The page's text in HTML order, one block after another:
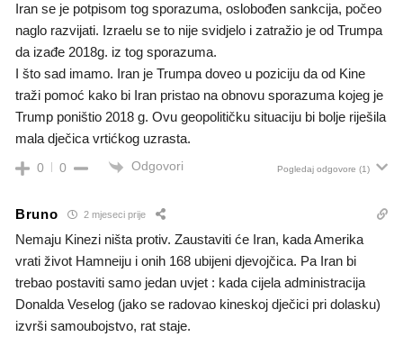
Iran se je potpisom tog sporazuma, oslobođen sankcija, počeo
naglo razvijati. Izraelu se to nije svidjelo i zatražio je od Trumpa
da izađe 2018g. iz tog sporazuma.
I što sad imamo. Iran je Trumpa doveo u poziciju da od Kine
traži pomoć kako bi Iran pristao na obnovu sporazuma kojeg je
Trump poništio 2018 g. Ovu geopolitičku situaciju bi bolje riješila
mala dječica vrtićkog uzrasta.
0 0 Odgovori Pogledaj odgovore (1)
Bruno 2 mjeseci prije
Nemaju Kinezi ništa protiv. Zaustaviti će Iran, kada Amerika
vrati život Hamneiju i onih 168 ubijeni djevojčica. Pa Iran bi
trebao postaviti samo jedan uvjet : kada cijela administracija
Donalda Veselog (jako se radovao kineskoj dječici pri dolasku)
izvrši samoubojstvo, rat staje.